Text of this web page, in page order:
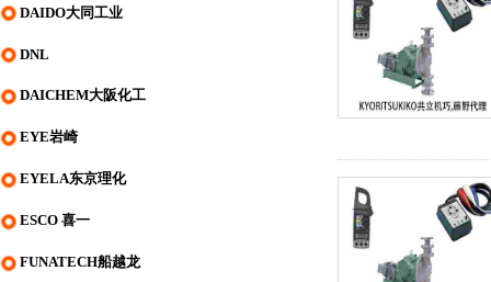
DAIDO大同工业
DNL
DAICHEM大阪化工
EYE岩崎
EYELA东京理化
ESCO 喜一
FUNATECH船越龙